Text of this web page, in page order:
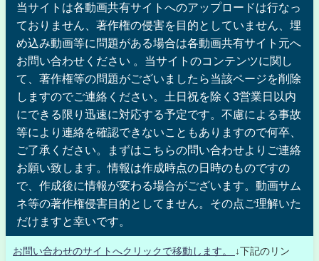
当サイトは各動画共有サイトへのアップロードは行なっ
ておりません、著作権の侵害を目的としていません、埋
め込み動画等に問題がある場合は各動画共有サイト元へ
お問い合わせください 。当サイトのコンテンツに関し
て、著作権等の問題がございましたら当該ページを削除
しますのでご連絡ください。土日祝を除く3営業日以内
にできる限り迅速に対応する予定です。不慮による事故
等により連絡を確認できないこともありますので何卒、
ご了承ください。まずはこちらの問い合わせよりご連絡
お願い致します。情報は作成時点の日時のものですの
で、作成後に情報が変わる場合がございます。動画サム
ネ等の著作権侵害目的としてません。その点ご理解いた
だけますと幸いです。
お問い合わせのサイトへクリックで移動します。
↓下記のリン